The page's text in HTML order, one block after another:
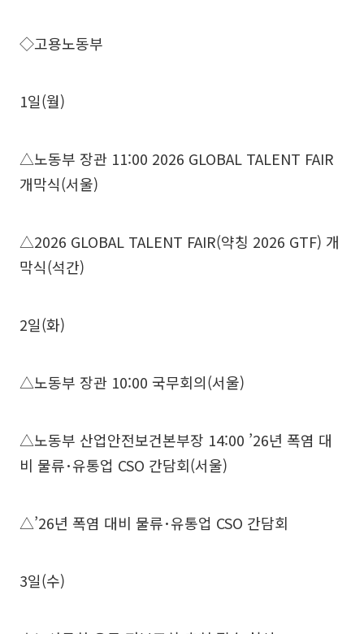
◇고용노동부
1일(월)
△노동부 장관 11:00 2026 GLOBAL TALENT FAIR
개막식(서울)
△2026 GLOBAL TALENT FAIR(약칭 2026 GTF) 개
막식(석간)
2일(화)
△노동부 장관 10:00 국무회의(서울)
△노동부 산업안전보건본부장 14:00 ’26년 폭염 대
비 물류･유통업 CSO 간담회(서울)
△’26년 폭염 대비 물류･유통업 CSO 간담회
3일(수)